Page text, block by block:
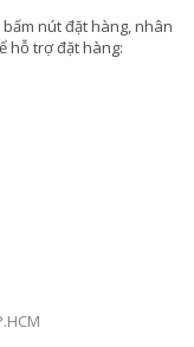
nút đặt hàng, nhân
hỗ trợ đặt hàng: